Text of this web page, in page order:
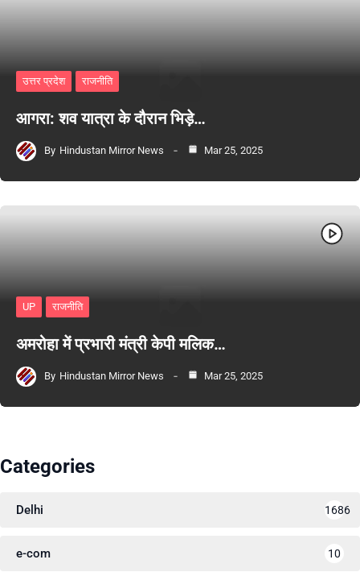
उत्तर प्रदेश राजनीति
आगरा: शव यात्रा के दौरान भिड़े…
By Hindustan Mirror News Mar 25, 2025
UP राजनीति
अमरोहा में प्रभारी मंत्री केपी मलिक…
By Hindustan Mirror News Mar 25, 2025
Categories
Delhi 1686
e-com 10